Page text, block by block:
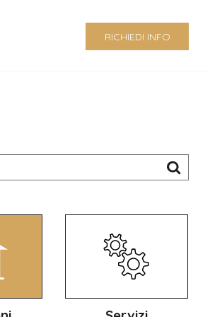
RICHIEDI INFO